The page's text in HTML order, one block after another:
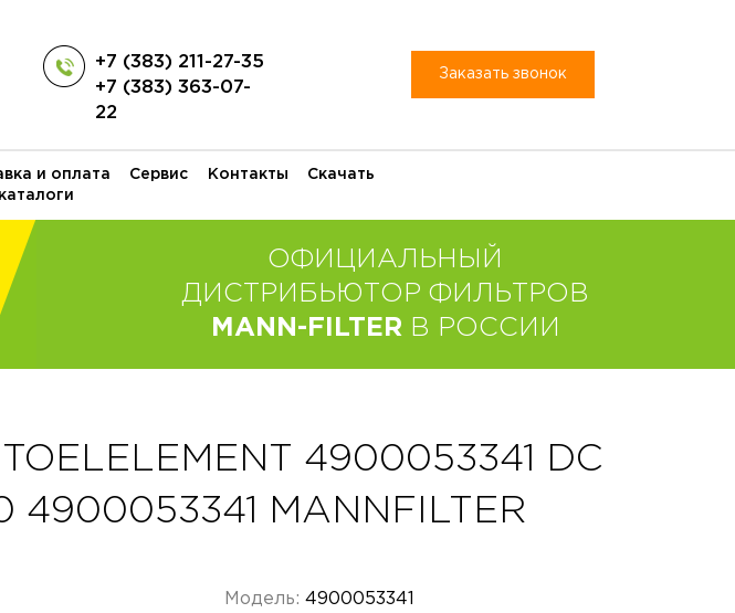
+7 (383) 211-27-35
+7 (383) 363-07-
22
Заказать звонок
и оплата Сервис Контакты
Скачать
каталоги
ОФИЦИАЛЬНЫЙ
ДИСТРИБЬЮТОР ФИЛЬТРОВ
MANN-FILTER В РОССИИ
4900053341 DC
4900053341 MANNFILTER
Модель: 4900053341